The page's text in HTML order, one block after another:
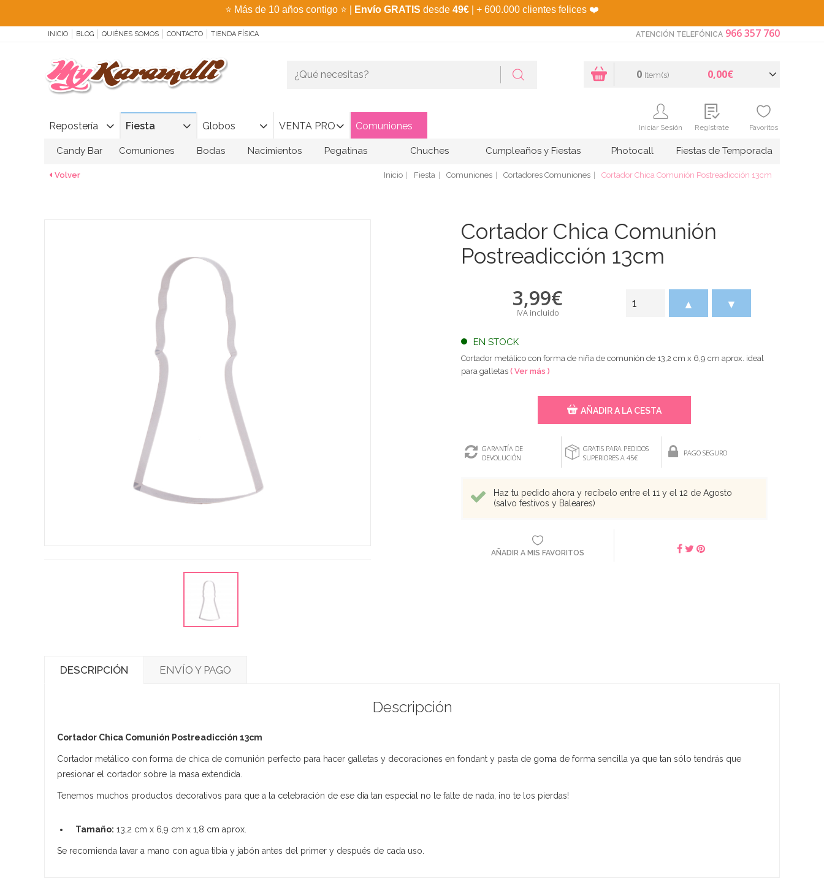
⭐ Más de 10 años contigo ⭐ Envío GRATIS desde 49€ | + 600.000 clientes felices ❤️
INICIO BLOG QUIÉNES SOMOS CONTACTO TIENDA FÍSICA ATENCIÓN TELEFÓNICA 966 357 760
Repostería Fiesta Globos VENTA PRO Comuniones
0 Item(s) 0,00€
Iniciar Sesión Regístrate Favoritos
Candy Bar Comuniones Bodas Nacimientos Pegatinas Chuches Cumpleaños y Fiestas Photocall Fiestas de Temporada
Volver Inicio Fiesta Comuniones Cortadores Comuniones Cortador Chica Comunión Postreadicción 13cm
Cortador Chica Comunión
Postreadicción 13cm
3,99€
IVA incluido
EN STOCK
▲ ▼
Cortador metálico con forma de niña de comunión de 13,2 cm x 6,9 cm aprox. ideal
para galletas ( Ver más )
AÑADIR A LA CESTA
GARANTÍA DE
DEVOLUCIÓN
GRATIS PARA PEDIDOS
SUPERIORES A 45€
PAGO SEGURO
Haz tu pedido ahora y recíbelo entre el 11 y el 12 de Agosto
(salvo festivos y Baleares)
AÑADIR A MIS FAVORITOS
DESCRIPCIÓN ENVÍO Y PAGO
Descripción
Cortador Chica Comunión Postreadicción 13cm
Cortador metálico con forma de chica de comunión perfecto para hacer galletas y decoraciones en fondant y pasta de goma de forma sencilla ya que tan sólo tendrás que
presionar el cortador sobre la masa extendida.
Tenemos muchos productos decorativos para que a la celebración de ese día tan especial no le falte de nada, ¡no te los pierdas!
Tamaño: 13,2 cm x 6,9 cm x 1,8 cm aprox.
Se recomienda lavar a mano con agua tibia y jabón antes del primer y después de cada uso.